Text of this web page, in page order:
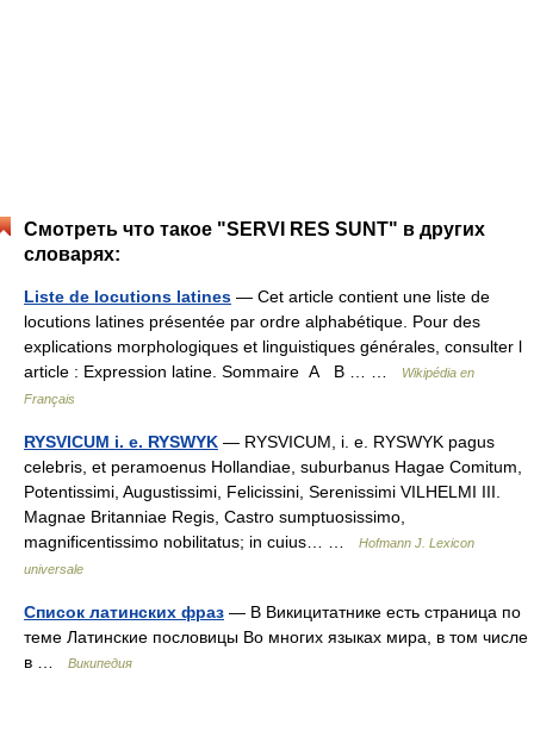
Смотреть что такое "SERVI RES SUNT" в других
словарях:
Liste de locutions latines — Cet article contient une liste de
locutions latines présentée par ordre alphabétique. Pour des
explications morphologiques et linguistiques générales, consulter l
article : Expression latine. Sommaire A B … …
Wikipédia en
Français
RYSVICUM i. e. RYSWYK — RYSVICUM, i. e. RYSWYK pagus
celebris, et peramoenus Hollandiae, suburbanus Hagae Comitum,
Potentissimi, Augustissimi, Felicissini, Serenissimi VILHELMI III.
Magnae Britanniae Regis, Castro sumptuosissimo,
magnificentissimo nobilitatus; in cuius… …
Hofmann J. Lexicon
universale
Список латинских фраз — В Викицитатнике есть страница по
теме Латинские пословицы Во многих языках мира, в том числе
в …
Википедия